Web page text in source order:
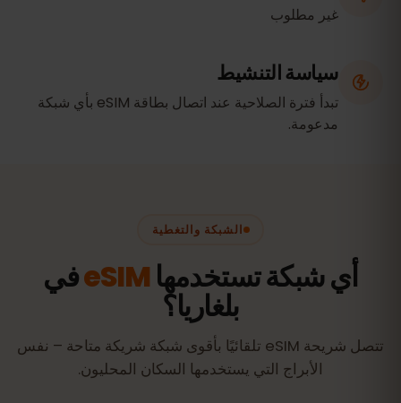
غير مطلوب
سياسة التنشيط
تبدأ فترة الصلاحية عند اتصال بطاقة eSIM بأي شبكة
مدعومة.
الشبكة والتغطية
أي شبكة تستخدمها eSIMفي
بلغاريا؟
تتصل شريحة eSIM تلقائيًا بأقوى شبكة شريكة متاحة – نفس
الأبراج التي يستخدمها السكان المحليون.